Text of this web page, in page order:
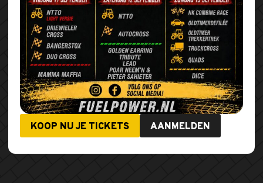
KOOP NU JE TICKETS AANMELDEN